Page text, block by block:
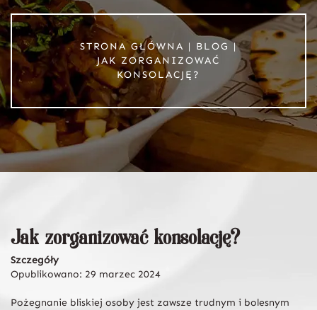
STRONA GŁÓWNA | BLOG|
JAK ZORGANIZOWAĆ
KONSOLACJĘ?
Jak zorganizować konsolację?
Szczegóły
Opublikowano: 29 marzec 2024
Pożegnanie bliskiej osoby jest zawsze trudnym i bolesnym